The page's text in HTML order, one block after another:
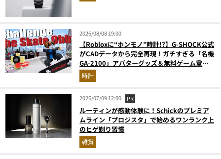
2026/08/08 19:00
【Robloxに“ホンモノ”時計!?】G-SHOCK公式
がCADデータから完全再現！ガチすぎる「名機
GA-2100」アバターグッズ＆無料ゲーム登場
が見逃せない
時計
2026/07/09 12:00 PR
ルーティンが感動体験に！Schickのプレミア
ムライン「プロジスタ」で始めるワンランク上
のヒゲ剃り習慣
雑貨